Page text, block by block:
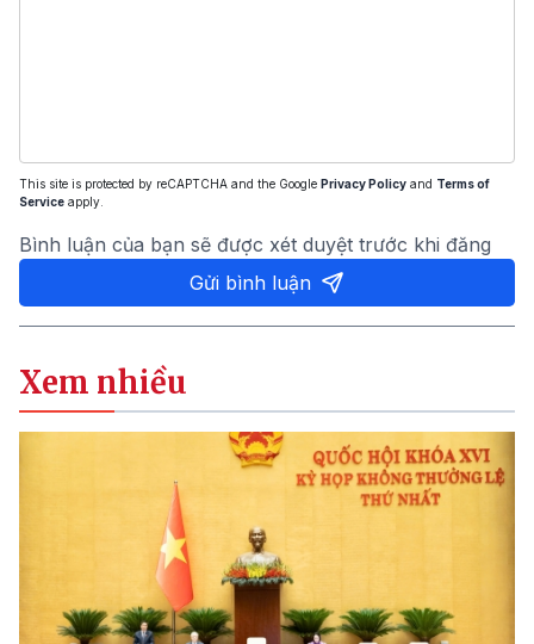
This site is protected by reCAPTCHA and the Google Privacy Policy and Terms of
Service apply.
Bình luận của bạn sẽ được xét duyệt trước khi đăng
Gửi bình luận
Xem nhiều